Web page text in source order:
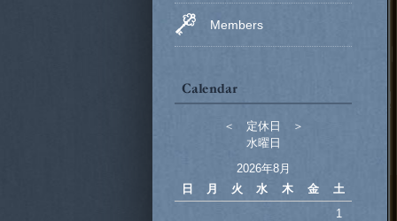
Members
＜ 定休日 ＞
水曜日
2026年8月
日
月 火 水 木 金
土
1